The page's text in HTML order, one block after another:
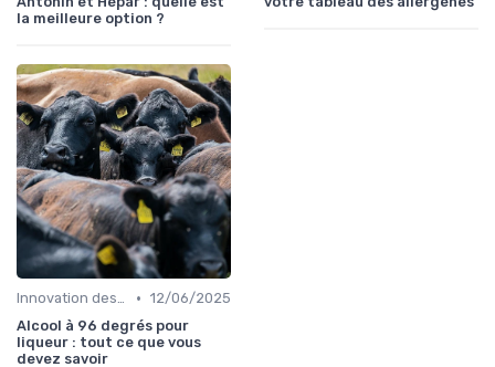
la meilleure option ?
Innovation des recettes • 12/06/2025
Alcool à 96 degrés pour
liqueur : tout ce que vous
devez savoir